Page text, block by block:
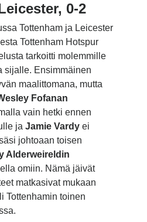
0-2
Tottenham ja Leicester
Tottenham Hotspur
tarkoitti molemmille
sijalle. Ensimmäinen
maalittomana, mutta
Fofanan
vain hetki ennen
ja Jamie Vardyei
johtoaan toisen
Alderweireldin
omiin. Nämä jäivät
matkasivat mukaan
Tottenhamin toinen